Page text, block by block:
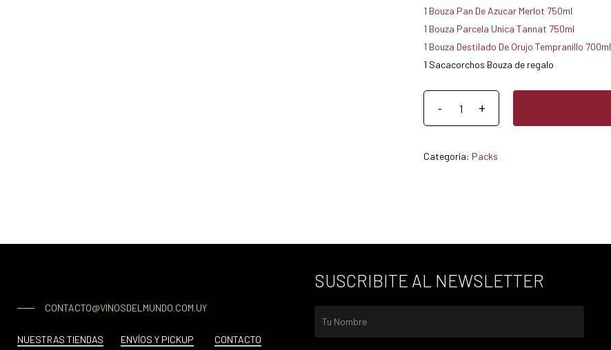
1 Bouza Pan De Azucar Merlot 750ml
1 Bouza Parcela Unica Tannat 750ml
1 Bouza Destilado De Orujo Tempranillo 700ml
1 Sacacorchos Bouza de regalo
Categoría: Packs
CONTACTO@VINOSDELMUNDO.COM.UY
NUESTRAS TIENDAS ENVÍOS Y PICKUP CONTACTO
SUSCRIBITE AL NEWSLETTER